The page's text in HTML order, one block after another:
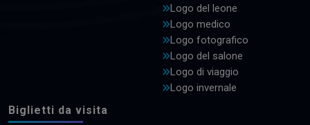
Logo del leone
Logo medico
Logo fotografico
Logo del salone
Logo di viaggio
Logo invernale
Biglietti da visita